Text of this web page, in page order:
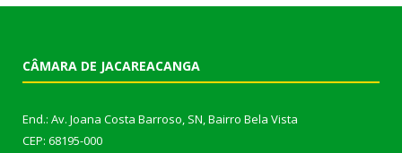
CÂMARA DE JACAREACANGA
End.: Av. Joana Costa Barroso, SN, Bairro Bela Vista
CEP: 68195-000